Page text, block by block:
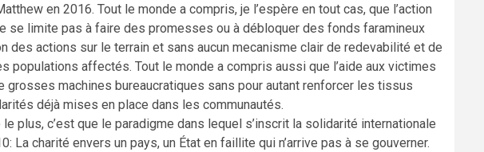
en 2016. Tout le monde a compris, je l’espère en tout cas, que l’action
se limite pas à faire des promesses ou à débloquer des fonds faramineux
des actions sur le terrain et sans aucun mecanisme clair de redevabilité et de
populations affectés. Tout le monde a compris aussi que l’aide aux victimes
grosses machines bureaucratiques sans pour autant renforcer les tissus
déjà mises en place dans les communautés.
plus, c’est que le paradigme dans lequel s’inscrit la solidarité internationale
La charité envers un pays, un État en faillite qui n’arrive pas à se gouverner.